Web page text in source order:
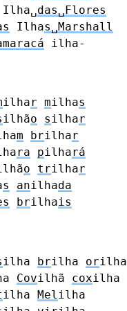
Ilha␣das␣Flores
Ilhas␣Marshall
ilha-
ilhar milhas
ilhão silhar
m brilhar
ra pilhará
o trilhar
s anilhada
brilhais
ilha brilha orilha
Covilhã coxilha
ilha Melilha